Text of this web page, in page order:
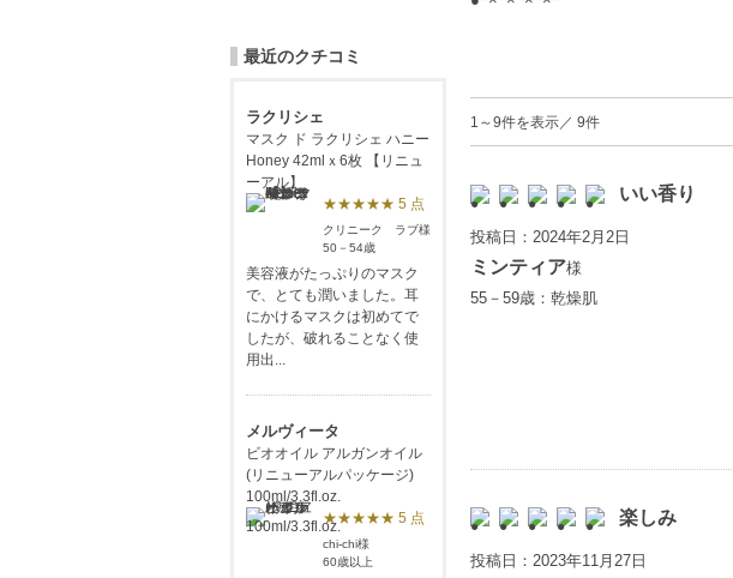
1～9件を表示／ 9件
いい香り
投稿日：2024年2月2日
ミンティア様
55－59歳：乾燥肌
楽しみ
投稿日：2023年11月27日
最近のクチコミ
ラクリシェ
マスク ド ラクリシェ ハニー
Honey 42mlｘ6枚 【リニュ
ーアル】
★★★★★ 5 点
クリニーク ラブ様
50－54歳
美容液がたっぷりのマスク
で、とても潤いました。耳
にかけるマスクは初めてで
したが、破れることなく使
用出...
メルヴィータ
ビオオイル アルガンオイル
(リニューアルパッケージ)
100ml/3.3fl.oz.
★★★★★ 5 点
chi-chi様
60歳以上